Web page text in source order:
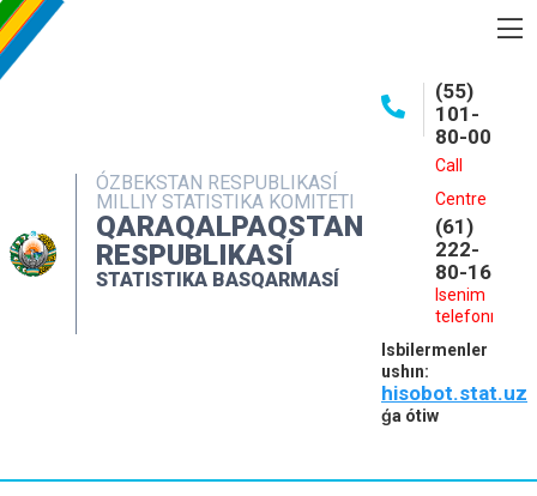
ÓZBEKSTAN RESPUBLIKASÍ
MILLIY STATISTIKA KOMITETI
QARAQALPAQSTAN
RESPUBLIKASÍ
STATISTIKA BASQARMASÍ
(55)
101-
80-00
Call
Centre
(61)
222-
80-16
Isenim
telefonı
Isbilermenler
ushın:
hisobot.stat.uz
ǵa ótiw
INTERAKTIV XIZMETLER
MÁLIMLEME XIZMETI
MÚRÁJAATLAR